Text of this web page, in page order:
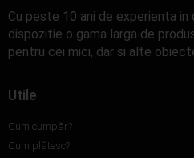
Cu peste 10 ani de experienta in
dispozitie o gama larga de
pentru cei mici, dar si alte
Utile
Cum cumpăr?
Cum plătesc?